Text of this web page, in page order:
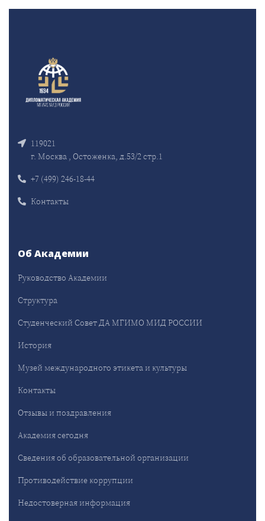
119021
г. Москва , Остоженка, д.53/2 стр.1
+7 (499) 246-18-44
Контакты
Об Академии
Руководство Академии
Структура
Студенческий Совет ДА МГИМО МИД РОССИИ
История
Музей международного этикета и культуры
Контакты
Отзывы и поздравления
Академия сегодня
Сведения об образовательной организации
Противодействие коррупции
Недостоверная информация